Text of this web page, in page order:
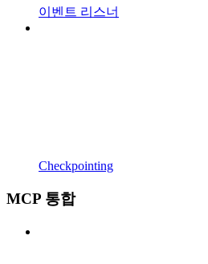
이벤트 리스너
Checkpointing
MCP 통합